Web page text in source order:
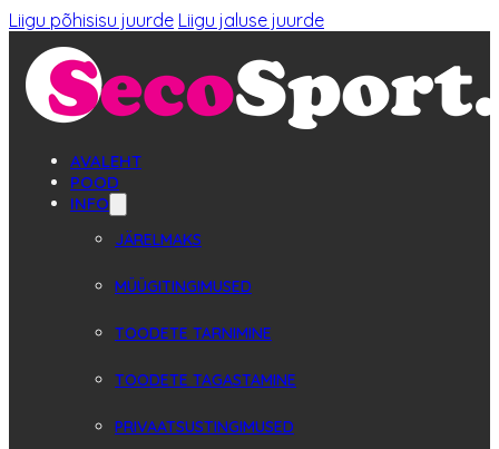
Liigu põhisisu juurde Liigu jaluse juurde
AVALEHT
POOD
INFO
JÄRELMAKS
MÜÜGITINGIMUSED
TOODETE TARNIMINE
TOODETE TAGASTAMINE
PRIVAATSUSTINGIMUSED